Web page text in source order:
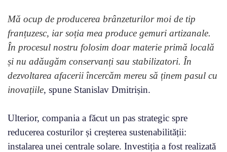
Mă ocup de producerea brânzeturilor moi de tip
franțuzesc, iar soția mea produce gemuri artizanale.
În procesul nostru folosim doar materie primă locală
și nu adăugăm conservanți sau stabilizatori. În
dezvoltarea afacerii încercăm mereu să ținem pasul cu
inovațiile, spune Stanislav Dmitrișin.
Ulterior, compania a făcut un pas strategic spre
reducerea costurilor și creșterea sustenabilității:
instalarea unei centrale solare. Investiția a fost realizată